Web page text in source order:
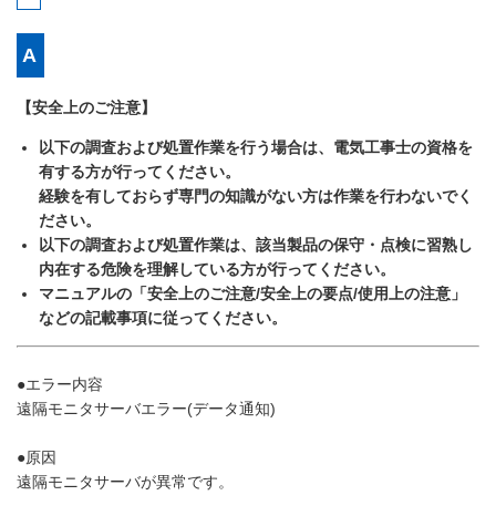
【安全上のご注意】
以下の調査および処置作業を行う場合は、電気工事士の資格を
有する方が行ってください。
経験を有しておらず専門の知識がない方は作業を行わないでく
ださい。
以下の調査および処置作業は、該当製品の保守・点検に習熟し
内在する危険を理解している方が行ってください。
マニュアルの「安全上のご注意/安全上の要点/使用上の注意」
などの記載事項に従ってください。
●エラー内容
遠隔モニタサーバエラー(データ通知)
●原因
遠隔モニタサーバが異常です。